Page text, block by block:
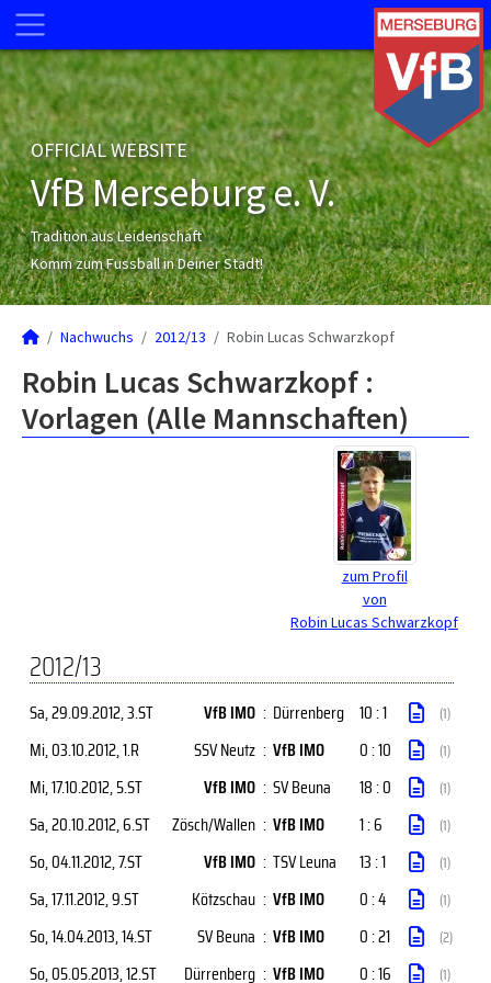
OFFICIAL WEBSITE
VfB Merseburg e. V.
Tradition aus Leidenschaft
Komm zum Fussball in Deiner Stadt!
Nachwuchs 2012/13 Robin Lucas Schwarzkopf
Robin Lucas Schwarzkopf :
Vorlagen (Alle Mannschaften)
zum Profil
von
Robin Lucas Schwarzkopf
2012/13
Sa, 29.09.2012, 3.ST VfB IMO : Dürrenberg 10 : 1 (1)
Mi, 03.10.2012, 1.R SSV Neutz : VfB IMO 0 : 10 (1)
Mi, 17.10.2012, 5.ST VfB IMO : SV Beuna 18 : 0 (1)
Sa, 20.10.2012, 6.ST Zösch/Wallen : VfB IMO 1 : 6 (1)
So, 04.11.2012, 7.ST VfB IMO : TSV Leuna 13 : 1 (1)
Sa, 17.11.2012, 9.ST Kötzschau : VfB IMO 0 : 4 (1)
So, 14.04.2013, 14.ST SV Beuna : VfB IMO 0 : 21 (2)
So, 05.05.2013, 12.ST Dürrenberg : VfB IMO 0 : 16 (1)